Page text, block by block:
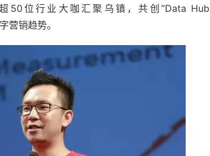
50位行业大咖汇聚乌镇，共创”Data Hub
营销趋势。